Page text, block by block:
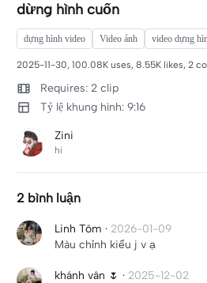
dừng hình cuốn
dựng hình video Video ảnh video dựng
2025-11-30, 100.08K uses, 8.55K likes, 2
Requires: 2 clip
Tỷ lệ khung hình: 9:16
Zini
hi
2 bình luận
Linh Tôm · 2026-01-09
Màu chỉnh kiểu j v ạ
khánh vân 🌷 · 2025-12-02